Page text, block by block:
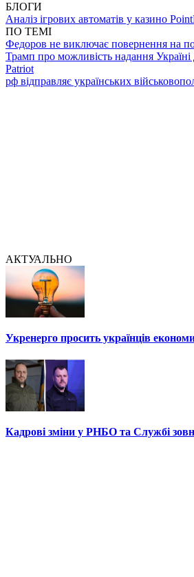
БЛОГИ
Аналіз ігрових автоматів у казино
ПО ТЕМІ
Федоров не виключає повернення на
Трамп про можливість надання Україні
Patriot
рф відправляє українських
АКТУАЛЬНО
Укренерго просить українців
Кадрові зміни у РНБО та Службі